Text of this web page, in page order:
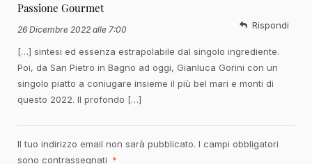
Passione Gourmet
26 Dicembre 2022 alle 7:00
[…] sintesi ed essenza estrapolabile dal singolo ingrediente.
Poi, da San Pietro in Bagno ad oggi, Gianluca Gorini con un
singolo piatto a coniugare insieme il più bel mari e monti di
questo 2022. Il profondo […]
Rispondi
Il tuo indirizzo email non sarà pubblicato. I campi obbligatori
sono contrassegnati *